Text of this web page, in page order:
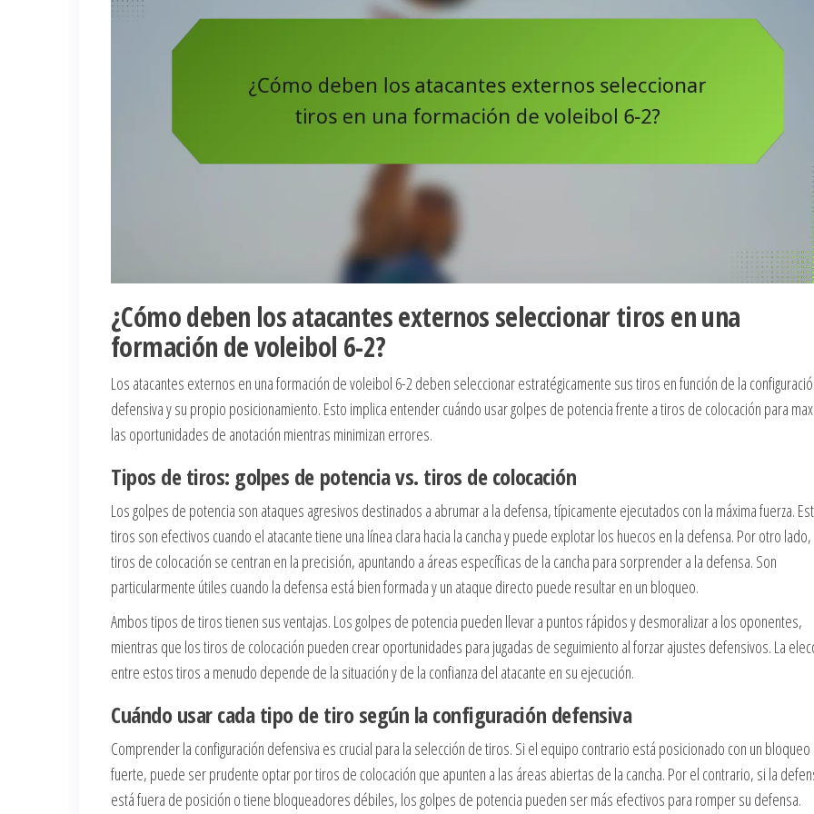
¿Cómo deben los atacantes externos seleccionar tiros en una
formación de voleibol 6-2?
Los atacantes externos en una formación de voleibol 6-2 deben seleccionar estratégicamente sus tiros en función de la
defensiva y su propio posicionamiento. Esto implica entender cuándo usar golpes de potencia frente a tiros de colocación para
las oportunidades de anotación mientras minimizan errores.
Tipos de tiros: golpes de potencia vs. tiros de colocación
Los golpes de potencia son ataques agresivos destinados a abrumar a la defensa, típicamente ejecutados con la máxima fuerza.
tiros son efectivos cuando el atacante tiene una línea clara hacia la cancha y puede explotar los huecos en la defensa. Por otro
tiros de colocación se centran en la precisión, apuntando a áreas específicas de la cancha para sorprender a la defensa. Son
particularmente útiles cuando la defensa está bien formada y un ataque directo puede resultar en un bloqueo.
Ambos tipos de tiros tienen sus ventajas. Los golpes de potencia pueden llevar a puntos rápidos y desmoralizar a los oponentes,
mientras que los tiros de colocación pueden crear oportunidades para jugadas de seguimiento al forzar ajustes defensivos. La
entre estos tiros a menudo depende de la situación y de la confianza del atacante en su ejecución.
Cuándo usar cada tipo de tiro según la configuración defensiva
Comprender la configuración defensiva es crucial para la selección de tiros. Si el equipo contrario está posicionado con un bloqueo
fuerte, puede ser prudente optar por tiros de colocación que apunten a las áreas abiertas de la cancha. Por el contrario, si la
está fuera de posición o tiene bloqueadores débiles, los golpes de potencia pueden ser más efectivos para romper su defensa.